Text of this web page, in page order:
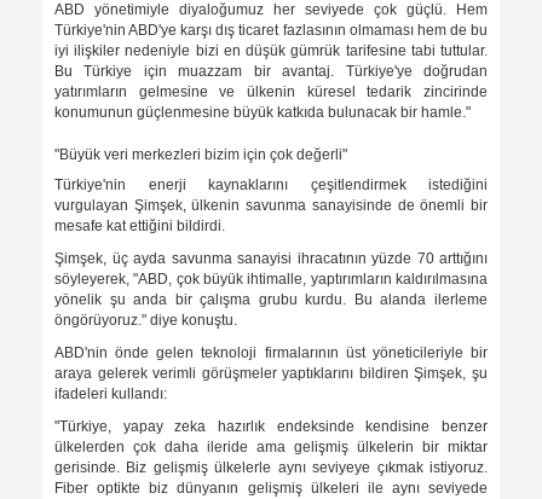
ABD yönetimiyle diyaloğumuz her seviyede çok güçlü. Hem
Türkiye'nin ABD'ye karşı dış ticaret fazlasının olmaması hem de bu
iyi ilişkiler nedeniyle bizi en düşük gümrük tarifesine tabi tuttular.
Bu Türkiye için muazzam bir avantaj. Türkiye'ye doğrudan
yatırımların gelmesine ve ülkenin küresel tedarik zincirinde
konumunun güçlenmesine büyük katkıda bulunacak bir hamle."
⁠"Büyük veri merkezleri bizim için çok değerli"
Türkiye'nin enerji kaynaklarını çeşitlendirmek istediğini
vurgulayan Şimşek, ülkenin savunma sanayisinde de önemli bir
mesafe kat ettiğini bildirdi.
Şimşek, üç ayda savunma sanayisi ihracatının yüzde 70 arttığını
söyleyerek, "ABD, çok büyük ihtimalle, yaptırımların kaldırılmasına
yönelik şu anda bir çalışma grubu kurdu. Bu alanda ilerleme
öngörüyoruz." diye konuştu.
ABD'nin önde gelen teknoloji firmalarının üst yöneticileriyle bir
araya gelerek verimli görüşmeler yaptıklarını bildiren Şimşek, şu
ifadeleri kullandı:
"Türkiye, yapay zeka hazırlık endeksinde kendisine benzer
ülkelerden çok daha ileride ama gelişmiş ülkelerin bir miktar
gerisinde. Biz gelişmiş ülkelerle aynı seviyeye çıkmak istiyoruz.
Fiber optikte biz dünyanın gelişmiş ülkeleri ile aynı seviyede